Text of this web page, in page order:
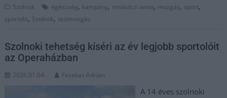
Szolnok egészség, kampány, miskolczi anna, mozgás, sport,
sportoló, Szolnok, testmozgás
Szolnoki tehetség kíséri az év legjobb sportolóit
az Operaházban
2026.01.04. Fazekas Adrián
A 14 éves szolnoki